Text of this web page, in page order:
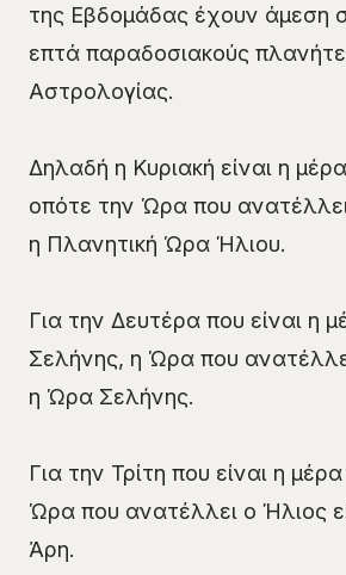
της Εβδομάδας έχουν άμεση
επτά παραδοσιακούς
Αστρολογίας.
Δηλαδή η Κυριακή είναι η
οπότε την Ώρα που
η Πλανητική Ώρα Ήλιου.
Για την Δευτέρα που είναι η
Σελήνης, η Ώρα που
η Ώρα Σελήνης.
Για την Τρίτη που είναι η
Ώρα που ανατέλλει ο Ήλιος
Άρη.